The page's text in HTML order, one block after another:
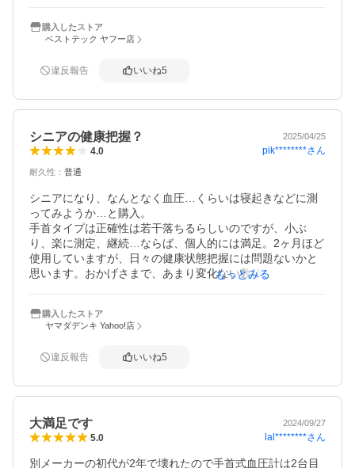
購入したストア
ベストテック ヤフー店
違反報告 いいね5
シニアの健康把握？ 2025/04/25
4.0 pik********さん
耐久性 ： 普通
シニアになり、なんとなく血圧…くらいは寝起きなどに測
ってみようか…と購入。
手首タイプは正確性は若干落ちるらしいのですが、小ぶ
り、楽に測定、継続…ならば、個人的には満足。2ヶ月ほど
使用していますが、日々の健康状態把握には問題ないかと
思います。おかげさまで、あまり変化ない数値に安心で
もっとみる
購入したストア
ヤマダデンキ Yahoo!店
違反報告 いいね5
大満足です 2024/09/27
5.0 lal********さん
別メーカーの初代が2年で壊れたので手首式血圧計は2台目